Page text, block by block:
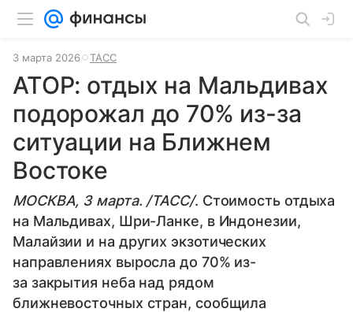
3 марта 2026 ТАСС
АТОР: отдых на Мальдивах
подорожал до 70% из-за
ситуации на Ближнем
Востоке
МОСКВА, 3 марта. /ТАСС/. Стоимость отдыха
на Мальдивах, Шри-Ланке, в Индонезии,
Малайзии и на других экзотических
направлениях выросла до 70% из-
за закрытия неба над рядом
ближневосточных стран, сообщила